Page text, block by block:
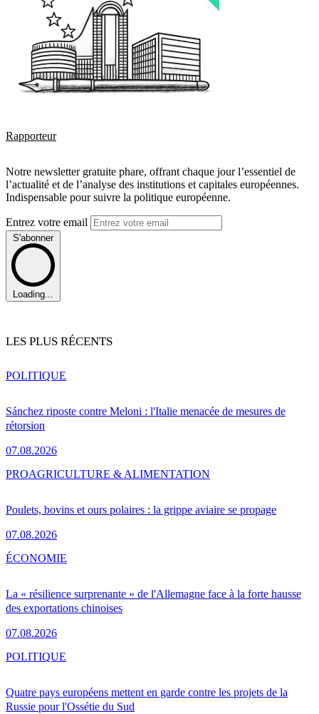
Rapporteur
Notre newsletter gratuite phare, offrant chaque jour l’essentiel de
l’actualité et de l’analyse des institutions et capitales européennes.
Indispensable pour suivre la politique européenne.
Entrez votre email
S'abonner
Loading...
LES PLUS RÉCENTS
Sánchez riposte contre Meloni : l'Italie menacée de mesures de
rétorsion
07.08.2026
POLITIQUE
Poulets, bovins et ours polaires : la grippe aviaire se propage
07.08.2026
PROAGRICULTURE & ALIMENTATION
La « résilience surprenante » de l'Allemagne face à la forte hausse
des exportations chinoises
07.08.2026
ÉCONOMIE
Quatre pays européens mettent en garde contre les projets de la
Russie pour l'Ossétie du Sud
POLITIQUE